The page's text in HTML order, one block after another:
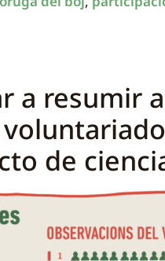
a resumir
de